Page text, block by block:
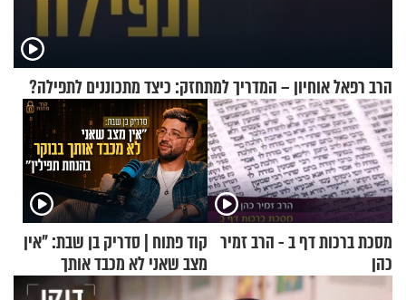
הרב רפאל אוחיון – המדריך למתחזק: כיצד מתכוננים לתפילה?
מסכת ברכות דף ב - הרב זמיר
כהן
קוד פתוח | סדריק בן שבת: "אין
מצב שאני לא מכבד אותך
בבוקר בהנחת תפילין"